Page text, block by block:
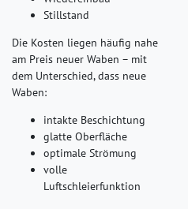
Stillstand
Die Kosten liegen häufig nahe
am Preis neuer Waben – mit
dem Unterschied, dass neue
Waben:
intakte Beschichtung
glatte Oberfläche
optimale Strömung
volle
Luftschleierfunktion